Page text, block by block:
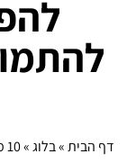
דף הבית»בלוג»